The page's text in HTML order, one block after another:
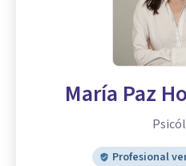
María Paz
Profesional